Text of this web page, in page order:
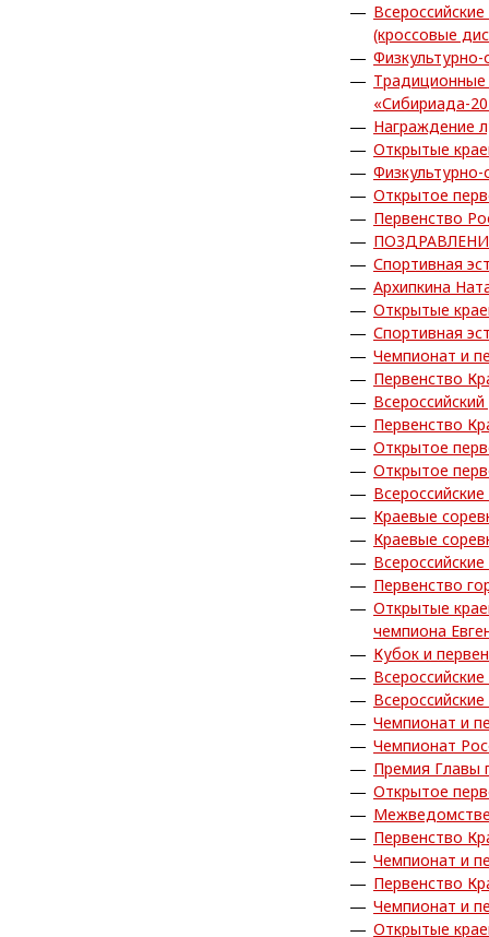
(кроссовые
«Сибириада-
Награждение
Открытые
Открытое
Первенство
Спортивная
Архипкина
Открытые
Спортивная
Чемпионат и
Первенство
Первенство
Открытое
Открытое
Краевые
Краевые
Первенство
Открытые
чемпиона
Кубок и
Чемпионат и
Чемпионат
Премия Главы
Открытое
Первенство
Чемпионат и
Первенство
Чемпионат и
Открытые